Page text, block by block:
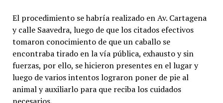
El procedimiento se habría realizado en Av. Cartagena
y calle Saavedra, luego de que los citados efectivos
tomaron conocimiento de que un caballo se
encontraba tirado en la vía pública, exhausto y sin
fuerzas, por ello, se hicieron presentes en el lugar y
luego de varios intentos lograron poner de pie al
animal y auxiliarlo para que reciba los cuidados